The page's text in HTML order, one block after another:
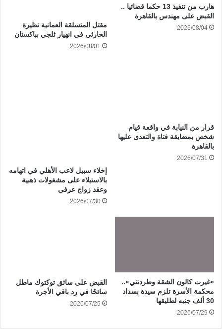
هارب من تنفيذ 13 حكما قضائيا ..
القبض على مهندس بالقاهرة
2026/08/04
مقتل المتسلقة العمانية نظيرة
الحارثي في انهيار ثلجي بباكستان
2026/08/01
قرار من النيابة في واقعة قيام
شخص بمضايقة فتاة والتعدى عليها
بالقاهرة
2026/07/31
إخلاء سبيل لاعب الأهلي في اتهامه
بالاستيلاء على مشغولات ذهبية
وعقد زواج عرفي
2026/07/30
«غيرت كالون الشقة وطردتني»..
محكمة الأسرة تلزم سيدة بسداد
30 ألف جنيه لطليقها
2026/07/29
القبض على سائق توكتوك ماطل
سائحًا في رد باقي الأجرة
2026/07/25